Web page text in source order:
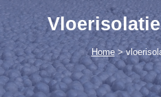
Home>